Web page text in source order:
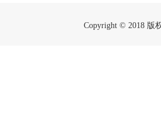
Copyright © 2018 版